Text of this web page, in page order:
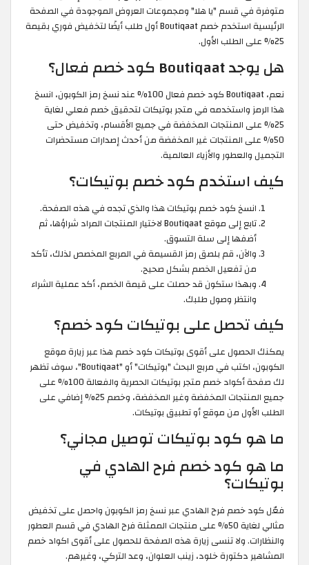
متوفرة في قسم "يا هلا" ومجموعات العروض الموجودة في الصفحة
الرئيسية استخدم خصم Boutiqaat أول طلب أيضًا لتخفيض فوري بقيمة
25% على الطلب الأول.
هل يوجد Boutiqaat كود خصم فعال؟
نعم، Boutiqaat كود خصم فعال 100% عند نسخ رمز الكوبون، انسخ
هذا الرمز واستخدمه في متجر بوتيكات لتحقيق خصم فعلي لغاية
25% على المنتجات المخفضة في جميع الأقسام، وتخفيض حتى
50% على المنتجات غير المخفضة من أحدث إصدارات مستحضرات
التجميل والعطور والأزياء العالمية.
كيف استخدم كود خصم بوتيكات؟
انسخ كود خصم بوتيكات هذا والذي تجده في هذه الصفحة.
تابع إلى موقع Boutiqaat لاختيار المنتجات المراد شراؤها، ثم
أضفها إلى سلة التسوق.
والآن، قم بلصق رمز القسيمة في المربع المخصص لذلك، تأكد
من تفعيل الخصم بشكل صحيح.
وبهذا ستكون قد حصلت على قيمة الخصم، أكد عملية الشراء
وانتظر وصول طلبك.
كيف تحصل على بوتيكات كود خصم؟
يمكنك الحصول على أقوى بوتيكات كود خصم هذا عبر زيارة موقع
الكوبون، اكتب في مربع البحث "بوتيكات" أو "Boutiqaat"، سوف تظهر
لك صفحة أكواد خصم متجر بوتيكات الحصرية والفعالة 100% على
جميع المنتجات المخفضة وغير المخفضة، وخصم 25% إضافي على
الطلب الأول من موقع أو تطبيق بوتيكات.
ما هو كود بوتيكات توصيل مجاني؟
ما هو كود خصم فرح الهادي في
بوتيكات؟
فعّل كود خصم فرح الهادي عبر نسخ رمز الكوبون واحصل على تخفيض
مثالي لغاية 50% على منتجات الممثلة فرح الهادي في قسم العطور
والنظارات. ولا تنسى زيارة هذه الصفحة للحصول على أقوى اكواد خصم
المشاهير دكتورة خلود، زينب العلوان، وعد التركي، وغيرهم.